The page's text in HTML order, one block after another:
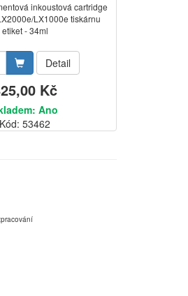
inkoustová cartridge
LX1000e tiskárnu
etiket - 34ml
Detail
Kč
Ano
Kód: 53462